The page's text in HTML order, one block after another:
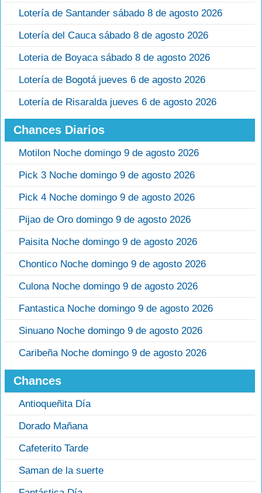
Lotería de Santander sábado 8 de agosto 2026
Lotería del Cauca sábado 8 de agosto 2026
Loteria de Boyaca sábado 8 de agosto 2026
Lotería de Bogotá jueves 6 de agosto 2026
Lotería de Risaralda jueves 6 de agosto 2026
Chances Diarios
Motilon Noche domingo 9 de agosto 2026
Pick 3 Noche domingo 9 de agosto 2026
Pick 4 Noche domingo 9 de agosto 2026
Pijao de Oro domingo 9 de agosto 2026
Paisita Noche domingo 9 de agosto 2026
Chontico Noche domingo 9 de agosto 2026
Culona Noche domingo 9 de agosto 2026
Fantastica Noche domingo 9 de agosto 2026
Sinuano Noche domingo 9 de agosto 2026
Caribeña Noche domingo 9 de agosto 2026
Chances
Antioqueñita Día
Dorado Mañana
Cafeterito Tarde
Saman de la suerte